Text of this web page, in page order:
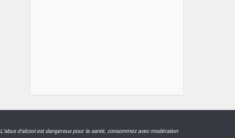
L'abus d'alcool est dangereux pour la santé, consommez avec modération